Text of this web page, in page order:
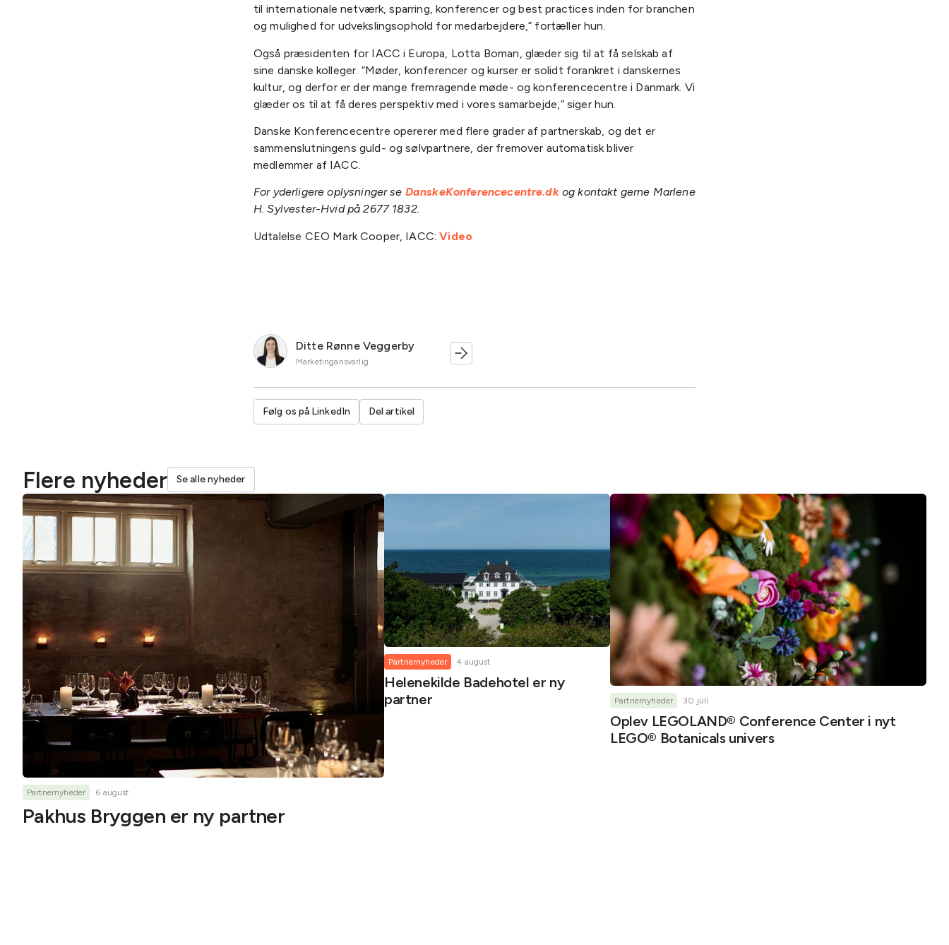
til internationale netværk, sparring, konferencer og best practices inden for branchen
og mulighed for udvekslingsophold for medarbejdere,” fortæller hun.
Også præsidenten for IACC i Europa, Lotta Boman, glæder sig til at få selskab af
sine danske kolleger. “Møder, konferencer og kurser er solidt forankret i danskernes
kultur, og derfor er der mange fremragende møde- og konferencecentre i Danmark. Vi
glæder os til at få deres perspektiv med i vores samarbejde,” siger hun.
Danske Konferencecentre opererer med flere grader af partnerskab, og det er
sammenslutningens guld- og sølvpartnere, der fremover automatisk bliver
medlemmer af IACC.
For yderligere oplysninger se DanskeKonferencecentre.dkog kontakt gerne Marlene
H. Sylvester-Hvid på 2677 1832.
Udtalelse CEO Mark Cooper, IACC:Video
Ditte Rønne Veggerby
Marketingansvarlig
Følg os på LinkedIn Del artikel
Flere nyheder Se alle nyheder
Partnernyheder 6 august
Pakhus Bryggen er ny partner
Partnernyheder 4 august
Helenekilde Badehotel er ny
partner
Partnernyheder 30 juli
Oplev LEGOLAND® Conference Center i nyt
LEGO® Botanicals univers